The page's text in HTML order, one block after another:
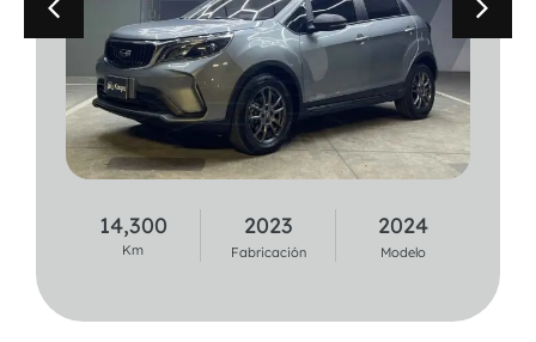
14,300
Km
2023
Fabricación
2024
Modelo
37,100
Km
2020
Fabricación
2021
Modelo